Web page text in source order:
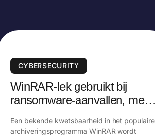
CYBERSECURITY
WinRAR-lek gebruikt bij
ransomware-aanvallen, meldt
Een bekende kwetsbaarheid in het populaire
archiveringsprogramma WinRAR wordt